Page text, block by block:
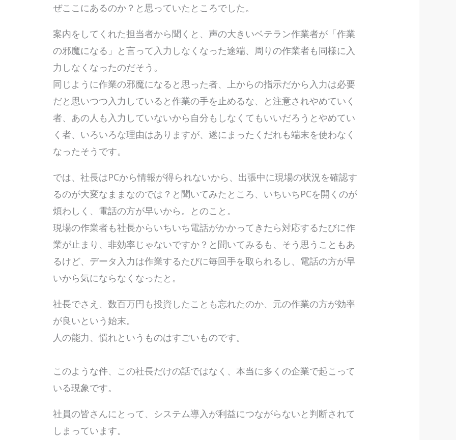
ぜここにあるのか？と思っていたところでした。
案内をしてくれた担当者から聞くと、声の大きいベテラン作業者が「作業
の邪魔になる」と言って入力しなくなった途端、周りの作業者も同様に入
力しなくなったのだそう。
同じように作業の邪魔になると思った者、上からの指示だから入力は必要
だと思いつつ入力していると作業の手を止めるな、と注意されやめていく
者、あの人も入力していないから自分もしなくてもいいだろうとやめてい
く者、いろいろな理由はありますが、遂にまったくだれも端末を使わなく
なったそうです。
では、社長はPCから情報が得られないから、出張中に現場の状況を確認す
るのが大変なままなのでは？と聞いてみたところ、いちいちPCを開くのが
煩わしく、電話の方が早いから。とのこと。
現場の作業者も社長からいちいち電話がかかってきたら対応するたびに作
業が止まり、非効率じゃないですか？と聞いてみるも、そう思うこともあ
るけど、データ入力は作業するたびに毎回手を取られるし、電話の方が早
いから気にならなくなったと。
社長でさえ、数百万円も投資したことも忘れたのか、元の作業の方が効率
が良いという始末。
人の能力、慣れというものはすごいものです。
このような件、この社長だけの話ではなく、本当に多くの企業で起こって
いる現象です。
社員の皆さんにとって、システム導入が利益につながらないと判断されて
しまっています。